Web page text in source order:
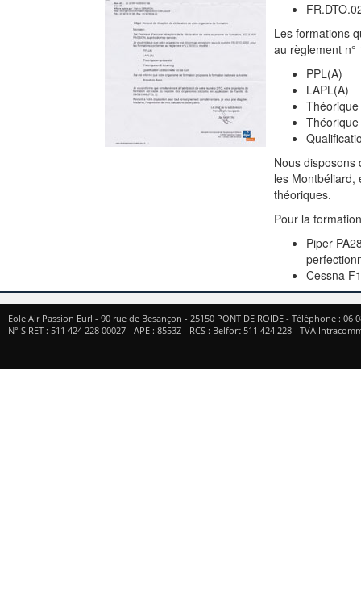
Les formations
au règlement
PPL(A)
LAPL(A)
Nous disposons
les Montbéliard,
théoriques.
Pour la
Piper
Cessna
Eole Air Passion Eurl - 90 rue de Besançon - 25150 PONT DE ROIDE - Téléphone : 06
N° SIRET : 511 424 228 00027 - APE : 8553Z - RCS : Belfort 511 424 228 - TVA